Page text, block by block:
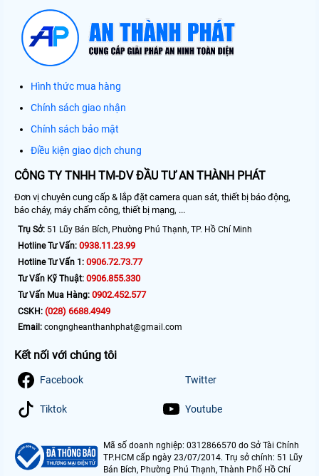
Hình thức mua hàng
Chính sách giao nhận
Chính sách bảo mật
Điều kiện giao dịch chung
CÔNG TY TNHH TM-DV ĐẦU TƯ AN THÀNH PHÁT
Đơn vị chuyên cung cấp & lắp đặt camera quan sát, thiết bị báo động,
báo cháy, máy chấm công, thiết bị mạng, ...
Trụ Sở: 51 Lũy Bán Bích, Phường Phú Thạnh, TP. Hồ Chí Minh
Hotline Tư Vấn: 0938.11.23.99
Hotline Tư Vấn 1: 0906.72.73.77
Tư Vấn Kỹ Thuật: 0906.855.330
Tư Vấn Mua Hàng: 0902.452.577
CSKH: (028) 6688.4949
Email: congngheanthanhphat@gmail.com
Kết nối với chúng tôi
Facebook Twitter
Tiktok Youtube
Mã số doanh nghiệp: 0312866570 do Sở Tài Chính
TP.HCM cấp ngày 23/07/2014. Trụ sở chính: 51 Lũy
Bán Bích, Phường Phú Thạnh, Thành Phố Hồ Chí